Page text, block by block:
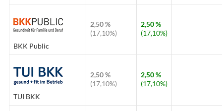
BKK Public
2,50 %
(17,10%)
2,50 %
(17,10%)
TUI BKK
2,50 %
(17,10%)
2,50 %
(17,10%)